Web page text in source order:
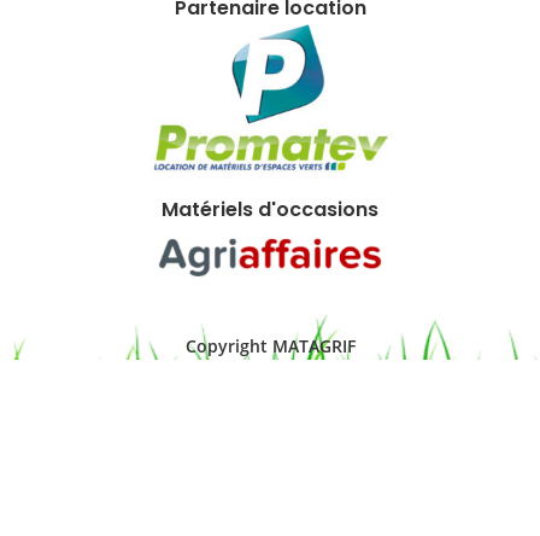
Partenaire location
Matériels d'occasions
Copyright MATAGRIF